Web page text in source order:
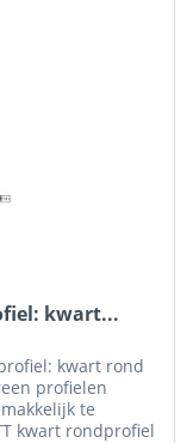
kwart...
kwart rond
profielen
te
kwart rondprofiel